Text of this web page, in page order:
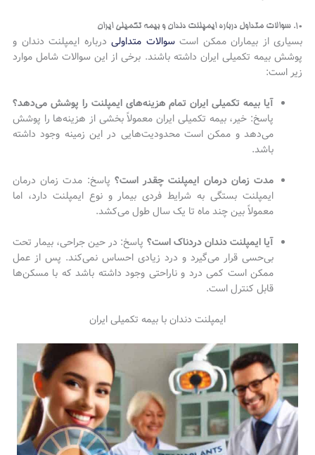
۱۰. سوالات متداول درباره ایمپلنت دندان و بیمه تکمیلی ایران
بسیاری از بیماران ممکن استسوالات متداولی درباره ایمپلنت دندان و
پوشش بیمه تکمیلی ایران داشته باشند. برخی از این سوالات شامل موارد
زیر است:
آیا بیمه تکمیلی ایران تمام هزینه‌های ایمپلنت را پوشش می‌دهد؟
پاسخ: خیر، بیمه تکمیلی ایران معمولاً بخشی از هزینه‌ها را پوشش
می‌دهد و ممکن است محدودیت‌هایی در این زمینه وجود داشته
باشد.
مدت زمان درمان ایمپلنت چقدر است؟ پاسخ: مدت زمان درمان
ایمپلنت بستگی به شرایط فردی بیمار و نوع ایمپلنت دارد، اما
معمولاً بین چند ماه تا یک سال طول می‌کشد.
آیا ایمپلنت دندان دردناک است؟ پاسخ: در حین جراحی، بیمار تحت
بی‌حسی قرار می‌گیرد و درد زیادی احساس نمی‌کند. پس از عمل
ممکن است کمی درد و ناراحتی وجود داشته باشد که با مسکن‌ها
قابل کنترل است.
ایمپلنت دندان با بیمه تکمیلی ایران